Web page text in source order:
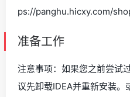
ps://panghu.hicxy.com/
准备工作
注意事项：如果您之前尝试
议先卸载IDEA并重新安装。